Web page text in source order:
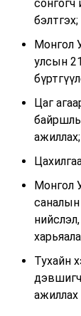
сонгогч
бэлтгэх;
Монгол
улсын
Цаг
ажиллах;
Монгол
саналын
Тухайн
ажиллах